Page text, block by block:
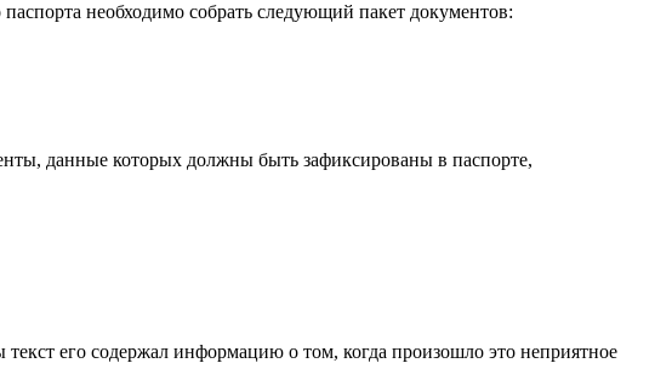
необходимо собрать следующий пакет документов:
данные которых должны быть зафиксированы в паспорте,
его содержал информацию о том, когда произошло это неприятное